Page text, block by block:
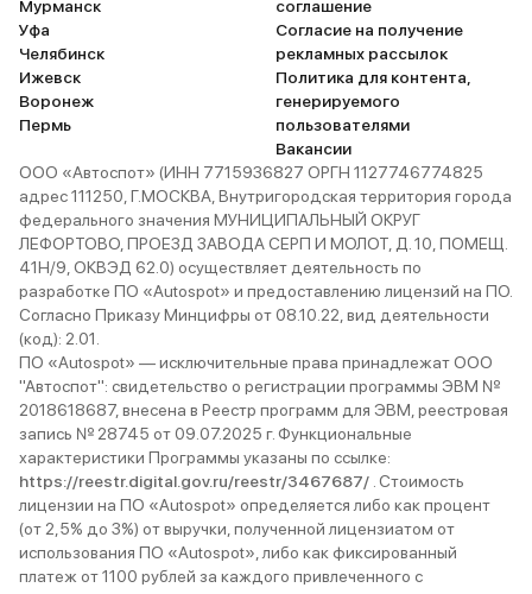
Мурманск
Уфа
Челябинск
Ижевск
Воронеж
Пермь
соглашение
Согласие на получение
рекламных рассылок
Политика для контента,
генерируемого
пользователями
Вакансии
ООО «Автоспот» (ИНН 7715936827 ОРГН 1127746774825
адрес 111250, Г.МОСКВА, Внутригородская территория города
федерального значения МУНИЦИПАЛЬНЫЙ ОКРУГ
ЛЕФОРТОВО, ПРОЕЗД ЗАВОДА СЕРП И МОЛОТ, Д. 10, ПОМЕЩ.
41Н/9, ОКВЭД 62.0) осуществляет деятельность по
разработке ПО «Autospot» и предоставлению лицензий на ПО.
Согласно Приказу Минцифры от 08.10.22, вид деятельности
(код): 2.01.
ПО «Autospot» — исключительные права принадлежат ООО
"Автоспот": свидетельство о регистрации программы ЭВМ №
2018618687, внесена в Реестр программ для ЭВМ, реестровая
запись № 28745 от 09.07.2025 г. Функциональные
характеристики Программы указаны по ссылке:
https://reestr.digital.gov.ru/reestr/3467687/ . Стоимость
лицензии на ПО «Autospot» определяется либо как процент
(от 2,5% до 3%) от выручки, полученной лицензиатом от
использования ПО «Autospot», либо как фиксированный
платеж от 1100 рублей за каждого привлеченного с